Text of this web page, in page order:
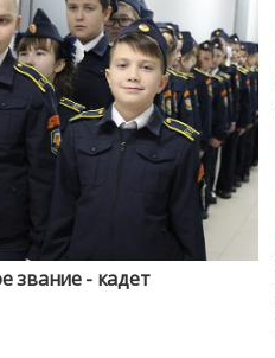
звание - кадет